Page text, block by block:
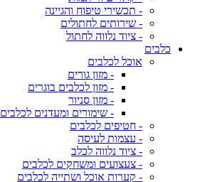
- תכשירי טיפוח והגיינה
- שירותים לחתולים
- ציוד נלווה לחתול
כלבים
אוכל לכלבים
- מזון גורים
- מזון לכלבים בוגרים
- מזון סניור
- שימורים ומעדנים לכלבים
- חטיפים לכלבים
- עצמות לעיסה
- ציוד נלווה לכלב
- צעצועים ומשחקים לכלבים
- קערות אוכל ושתייה לכלבים